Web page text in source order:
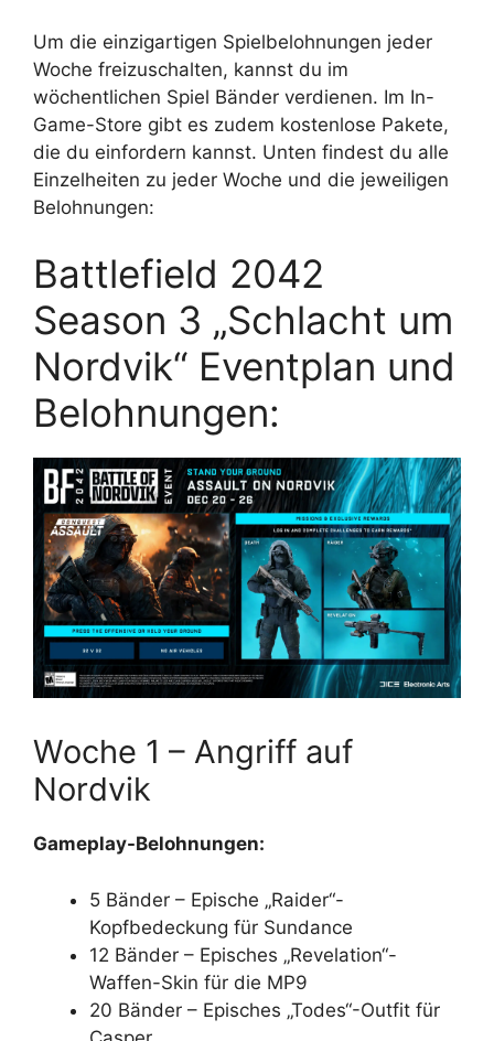
Um die einzigartigen Spielbelohnungen jeder
Woche freizuschalten, kannst du im
wöchentlichen Spiel Bänder verdienen. Im In-
Game-Store gibt es zudem kostenlose Pakete,
die du einfordern kannst. Unten findest du alle
Einzelheiten zu jeder Woche und die jeweiligen
Belohnungen:
Battlefield 2042
Season 3 „Schlacht um
Nordvik“ Eventplan und
Belohnungen:
Woche 1 – Angriff auf
Nordvik
Gameplay-Belohnungen:
5 Bänder – Epische „Raider“-
Kopfbedeckung für Sundance
12 Bänder – Episches „Revelation“-
Waffen-Skin für die MP9
20 Bänder – Episches „Todes“-Outfit für